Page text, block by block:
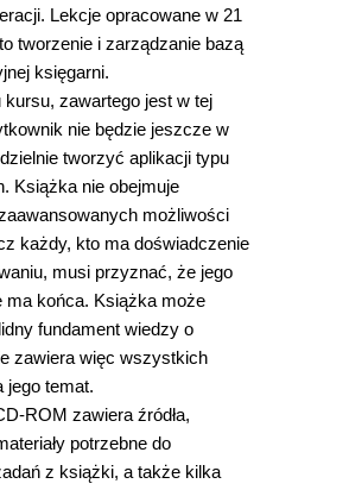
Lekcje opracowane w 21
tworzenie i zarządzanie bazą
księgarni.
kursu, zawartego jest w tej
nie będzie jeszcze w
tworzyć aplikacji typu
Książka nie obejmuje
możliwości
każdy, kto ma doświadczenie
musi przyznać, że jego
ma końca. Książka może
fundament wiedzy o
zawiera więc wszystkich
jego temat.
ROM zawiera źródła,
potrzebne do
z książki, a także kilka